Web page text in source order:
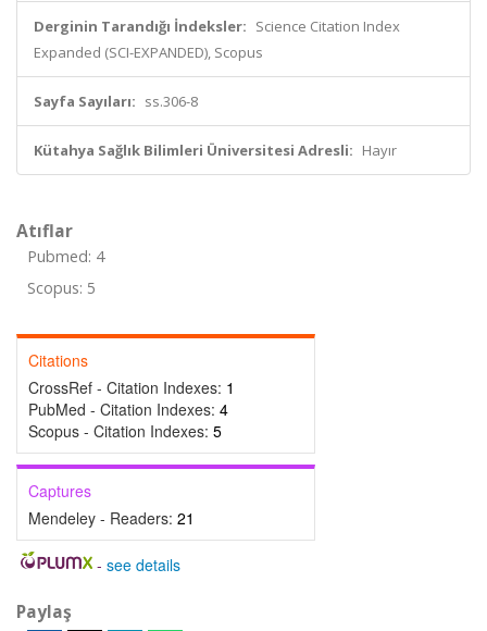
Derginin Tarandığı İndeksler: Science Citation Index
Expanded (SCI-EXPANDED), Scopus
Sayfa Sayıları: ss.306-8
Kütahya Sağlık Bilimleri Üniversitesi Adresli: Hayır
Atıflar
Pubmed: 4
Scopus: 5
Citations
CrossRef - Citation Indexes: 1
PubMed - Citation Indexes: 4
Scopus - Citation Indexes: 5
Captures
Mendeley - Readers: 21
- see details
Paylaş